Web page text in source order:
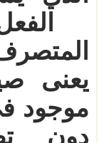
يعنى
موجود
دون